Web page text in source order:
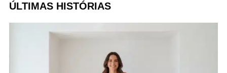
ÚLTIMAS HISTÓRIAS